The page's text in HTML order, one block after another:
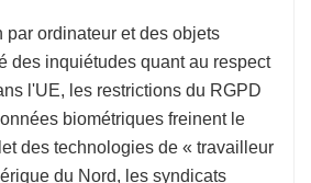
par ordinateur et des objets
des inquiétudes quant au respect
l'UE, les restrictions du RGPD
biométriques freinent le
des technologies de « travailleur
du Nord, les syndicats